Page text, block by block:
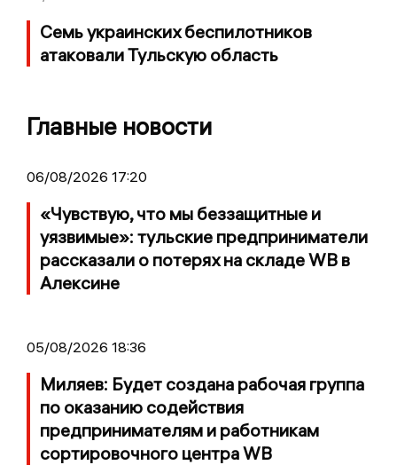
Семь украинских беспилотников
атаковали Тульскую область
Главные новости
06/08/2026 17:20
«Чувствую, что мы беззащитные и
уязвимые»: тульские предприниматели
рассказали о потерях на складе WB в
Алексине
05/08/2026 18:36
Миляев: Будет создана рабочая группа
по оказанию содействия
предпринимателям и работникам
сортировочного центра WB